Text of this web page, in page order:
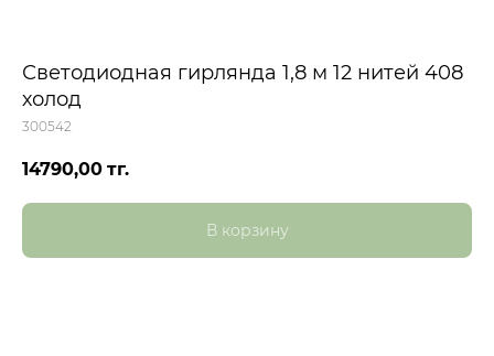
Светодиодная гирлянда 1,8 м 12 нитей 408
холод
300542
14790,00 тг.
В корзину